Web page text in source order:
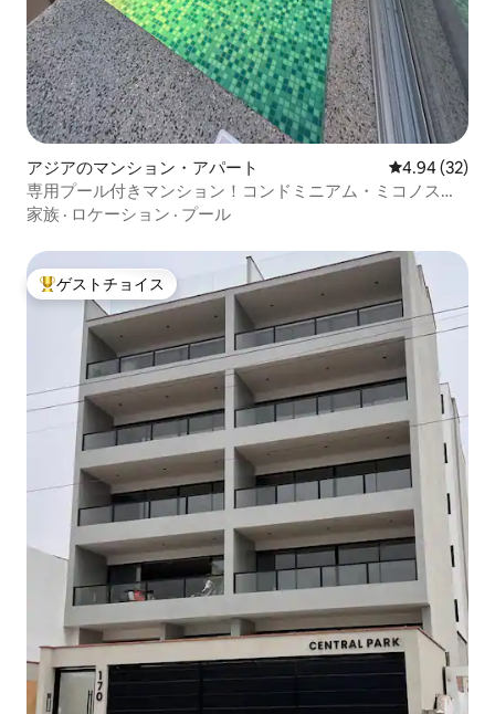
アジアのマンション・アパート レビュー32
4.94 (32)
専用プール付きマンション！コンドミニアム・ミコノス、
ビーチ1分
家族 · ロケーション · プール
大好評のゲストチョイスです。
ゲストチョイス